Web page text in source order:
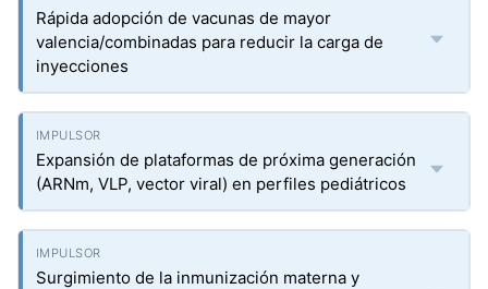
Rápida adopción de vacunas de mayor
valencia/combinadas para reducir la carga de
inyecciones
Expansión de plataformas de próxima generación
(ARNm, VLP, vector viral) en perfiles pediátricos
Surgimiento de la inmunización materna y